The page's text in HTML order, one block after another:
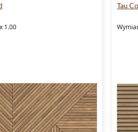
1.00
Tau